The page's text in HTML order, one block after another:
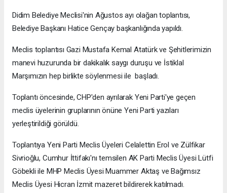
Didim Belediye Meclisi'nin Ağustos ayı olağan toplantısı,
Belediye Başkanı Hatice Gençay başkanlığında yapıldı.
Meclis toplantısı Gazi Mustafa Kemal Atatürk ve Şehitlerimizin
manevi huzurunda bir dakikalık saygı duruşu ve İstiklal
Marşımızın hep birlikte söylenmesi ile başladı.
Toplantı öncesinde, CHP'den ayrılarak Yeni Parti'ye geçen
meclis üyelerinin gruplarının önüne Yeni Parti yazıları
yerleştirildiği görüldü.
Toplantıya Yeni Parti Meclis Üyeleri Celalettin Erol ve Zülfikar
Sivrioğlu, Cumhur İttifakı'nı temsilen AK Parti Meclis Üyesi Lütfi
Göbekli ile MHP Meclis Üyesi Muammer Aktaş ve Bağımsız
Meclis Üyesi Hicran İzmit mazeret bildirerek katılmadı.